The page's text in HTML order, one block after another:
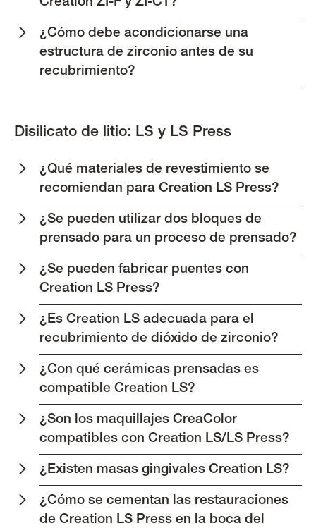
¿Cómo debe acondicionarse una
estructura de zirconio antes de su
recubrimiento?
Disilicato de litio: LS y LS Press
¿Qué materiales de revestimiento se
recomiendan para Creation LS Press?
¿Se pueden utilizar dos bloques de
prensado para un proceso de prensado?
¿Se pueden fabricar puentes con
Creation LS Press?
¿Es Creation LS adecuada para el
recubrimiento de dióxido de zirconio?
¿Con qué cerámicas prensadas es
compatible Creation LS?
¿Son los maquillajes CreaColor
compatibles con Creation LS/LS Press?
¿Existen masas gingivales Creation LS?
¿Cómo se cementan las restauraciones
de Creation LS Press en la boca del